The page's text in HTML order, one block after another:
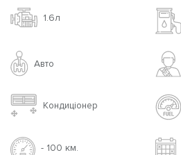
1.6л
Авто
Кондиціонер
- 100 км.